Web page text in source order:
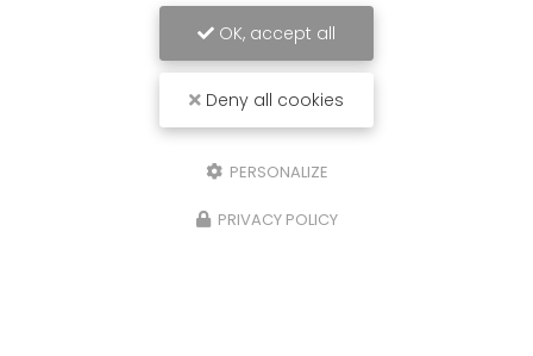
OK, accept all
Deny all cookies
PERSONALIZE
PRIVACY POLICY